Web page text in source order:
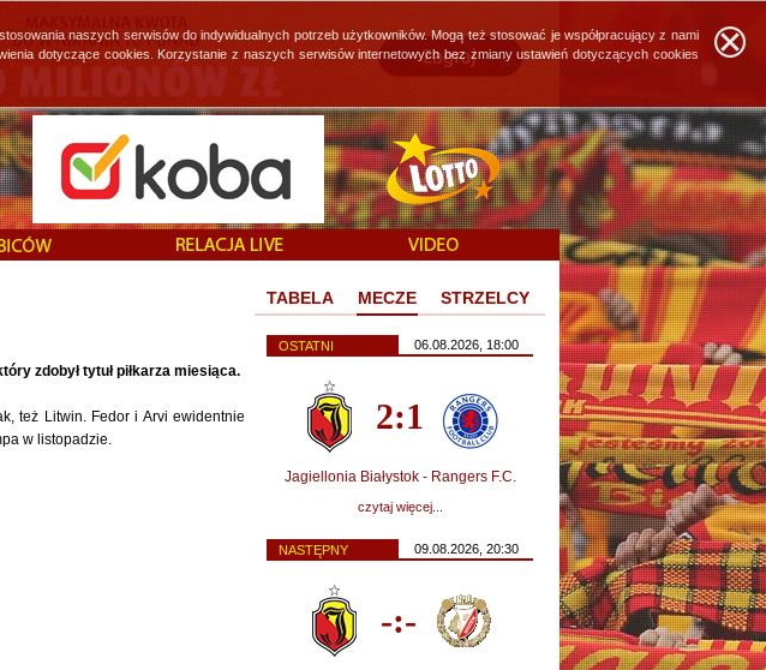
zdobył tytuł piłkarza miesiąca.
też Litwin. Fedor i Arvi ewidentnie
w listopadzie.
TABELA MECZE STRZELCY
OSTATNI 06.08.2026, 18:00
2:1
Jagiellonia Białystok - Rangers F.C.
czytaj więcej...
NASTĘPNY 09.08.2026, 20:30
-:-
naszych serwisów do indywidualnych potrzeb użytkowników. Mogą też stosować je współpracujący z nami
dotyczące cookies. Korzystanie z naszych serwisów internetowych bez zmiany ustawień dotyczących cookies